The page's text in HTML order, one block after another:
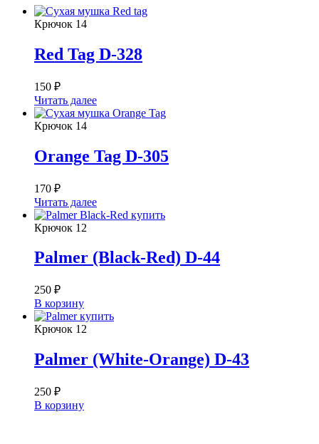
Крючок 14
Red Tag D-328
150 ₽
Читать далее
Крючок 14
Orange Tag D-305
170 ₽
Читать далее
Крючок 12
Palmer (Black-Red) D-44
250 ₽
В корзину
Крючок 12
Palmer (White-Orange) D-43
250 ₽
В корзину